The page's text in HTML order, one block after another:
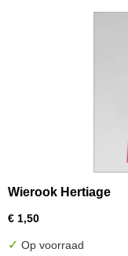
Wierook Hertiage
€ 1,50
✓ Op voorraad